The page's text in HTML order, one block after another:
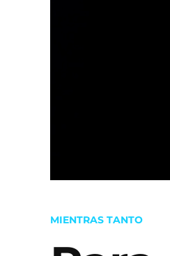
POSTED
MIENTRAS TANTO